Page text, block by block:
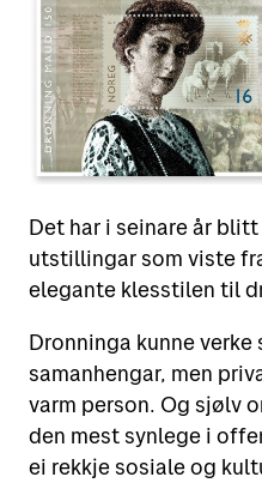
Det har i seinare år
utstillingar som viste
elegante klesstilen til
Dronninga kunne
samanhengar, men
varm person. Og sjølv
den mest synlege i
ei rekkje sosiale og